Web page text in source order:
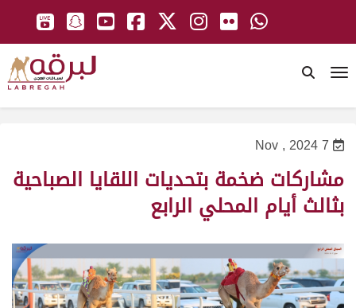
7 Nov , 2024
مشاركات ضخمة بتحديات اللقايا الصباحية
بثالث أيام المحلي الرابع